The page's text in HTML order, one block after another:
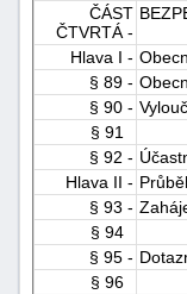
ČÁST
ČTVRTÁ -
Hlava I -
§ 89 -
§ 90 -
§ 91
§ 92 -
Hlava II -
§ 93 -
§ 94
§ 95 -
§ 96